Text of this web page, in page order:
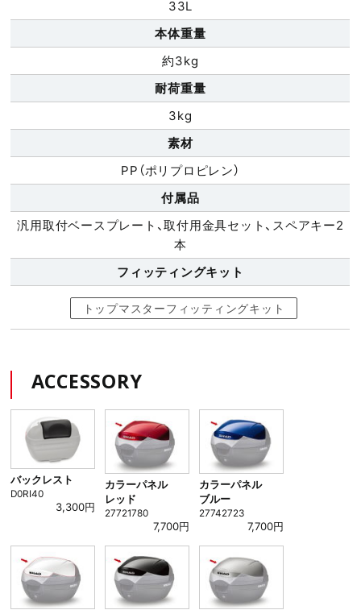
33L
本体重量
約3kg
耐荷重量
3kg
素材
PP（ポリプロピレン）
付属品
汎用取付ベースプレート、取付用金具セット、スペアキー2
本
フィッティングキット
トップマスターフィッティングキット
ACCESSORY
バックレスト
D0RI40
3,300円
カラーパネル
レッド
27721780
7,700円
カラーパネル
ブルー
27742723
7,700円